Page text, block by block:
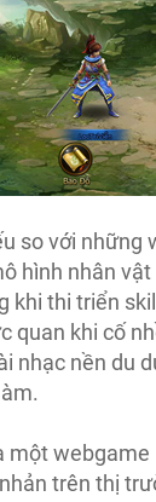
so với
hình nhân
khi thi triển
quan khi cố
nhạc nền du
một
trên thị